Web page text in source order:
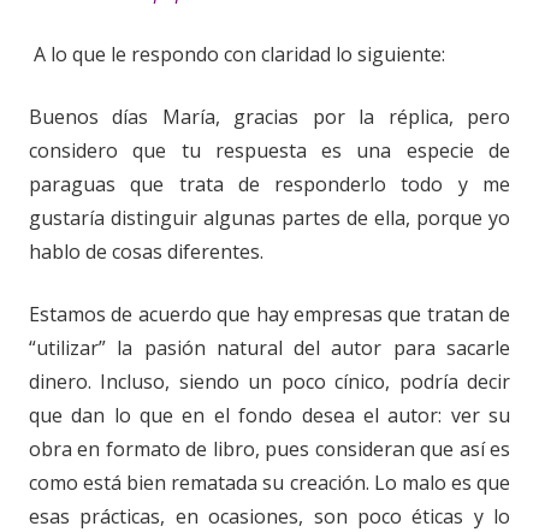
A lo que le respondo con claridad lo siguiente:
Buenos días María, gracias por la réplica, pero
considero que tu respuesta es una especie de
paraguas que trata de responderlo todo y me
gustaría distinguir algunas partes de ella, porque yo
hablo de cosas diferentes.
Estamos de acuerdo que hay empresas que tratan de
“utilizar” la pasión natural del autor para sacarle
dinero. Incluso, siendo un poco cínico, podría decir
que dan lo que en el fondo desea el autor: ver su
obra en formato de libro, pues consideran que así es
como está bien rematada su creación. Lo malo es que
esas prácticas, en ocasiones, son poco éticas y lo